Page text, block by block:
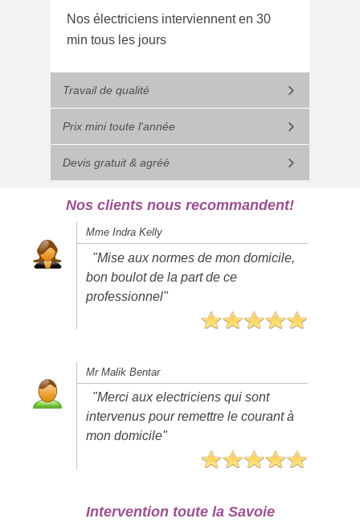
Nos électriciens interviennent en 30
min tous les jours
Travail de qualité
Prix mini toute l'année
Devis gratuit & agréé
Nos clients nous recommandent!
Mme Indra Kelly
"Mise aux normes de mon domicile,
bon boulot de la part de ce
professionnel"
Mr Malik Bentar
"Merci aux electriciens qui sont
intervenus pour remettre le courant à
mon domicile"
Intervention toute la Savoie